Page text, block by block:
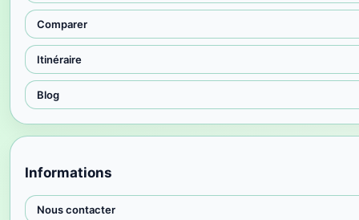
Comparer
Itinéraire
Blog
Informations
Nous contacter